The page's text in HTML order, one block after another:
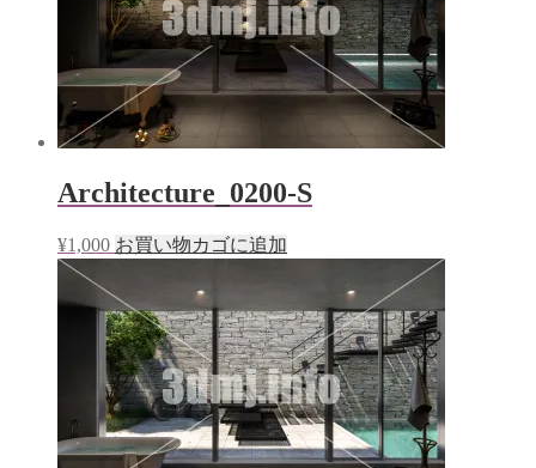
Architecture_0200-S
¥1,000 お買い物カゴに追加